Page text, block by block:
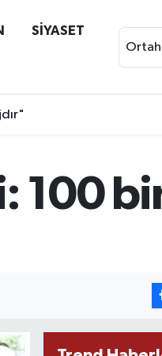
SİYASET